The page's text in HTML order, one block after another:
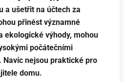
a ušetřit na účtech za
přinést významné
ekologické výhody, mohou
počátečními
Navíc nejsou praktické pro
domu.